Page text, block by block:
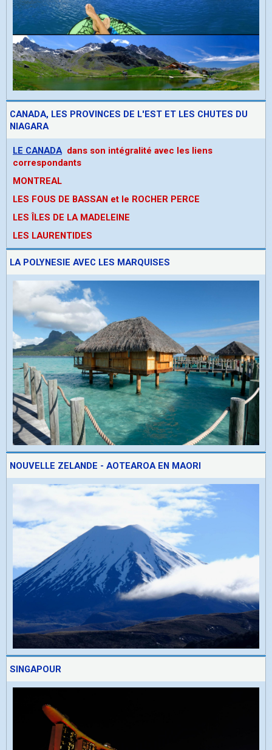
CANADA, LES PROVINCES DE L'EST ET LES CHUTES DU
NIAGARA
LE CANADA dans son intégralité avec les liens
correspondants
MONTREAL
LES FOUS DE BASSAN et le ROCHER PERCE
LES ÎLES DE LA MADELEINE
LES LAURENTIDES
LA POLYNESIE AVEC LES MARQUISES
NOUVELLE ZELANDE - AOTEAROA EN MAORI
SINGAPOUR